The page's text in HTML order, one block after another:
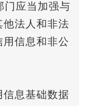
应当加强与
法人和非法
信息和非公
信息基础数据